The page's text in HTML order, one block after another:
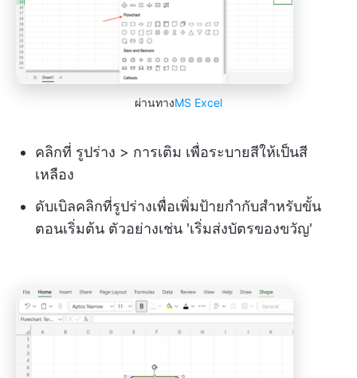
ผ่านทางMS Excel
คลิกที่ รูปร่าง > การเติม เพื่อระบายสีให้เป็นสี
เหลือง
ดับเบิลคลิกที่รูปร่างเพื่อเพิ่มป้ายกำกับสำหรับขั้น
ตอนเริ่มต้น ตัวอย่างเช่น 'เริ่มส่งบัตรของขวัญ'